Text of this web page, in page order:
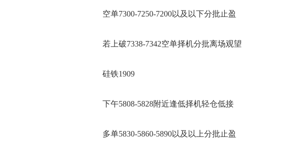
空单7300-7250-7200以及以下分批止盈
若上破7338-7342空单择机分批离场观望
硅铁1909
下午5808-5828附近逢低择机轻仓低接
多单5830-5860-5890以及以上分批止盈